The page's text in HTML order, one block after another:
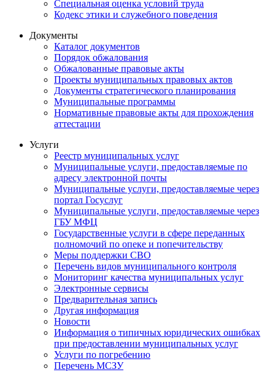
Специальная оценка условий труда
Кодекс этики и служебного поведения
Документы
Каталог документов
Порядок обжалования
Обжалованные правовые акты
Проекты муниципальных правовых актов
Документы стратегического планирования
Муниципальные программы
Нормативные правовые акты для прохождения
аттестации
Услуги
Реестр муниципальных услуг
Муниципальные услуги, предоставляемые по
адресу электронной почты
Муниципальные услуги, предоставляемые через
портал Госуслуг
Муниципальные услуги, предоставляемые через
ГБУ МФЦ
Государственные услуги в сфере переданных
полномочий по опеке и попечительству
Меры поддержки СВО
Перечень видов муниципального контроля
Мониторинг качества муниципальных услуг
Электронные сервисы
Предварительная запись
Другая информация
Новости
Информация о типичных юридических ошибках
при предоставлении муниципальных услуг
Услуги по погребению
Перечень МСЗУ